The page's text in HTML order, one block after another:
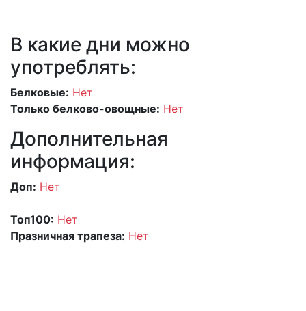
В какие дни можно
употреблять:
Белковые: Нет
Только белково-овощные: Нет
Дополнительная
информация:
Доп: Нет
Топ100: Нет
Празничная трапеза: Нет